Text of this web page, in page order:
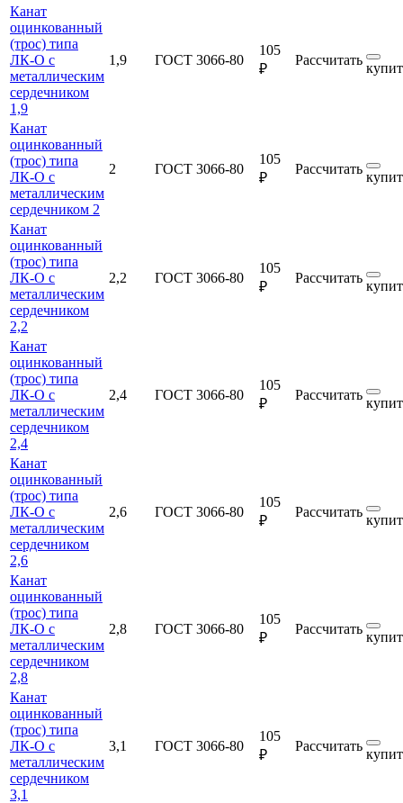
Канат
оцинкованный
(трос) типа
ЛК-О с
металлическим
сердечником
1,9
1,9 ГОСТ 3066-80
105
₽
Рассчитать
Канат
оцинкованный
(трос) типа
ЛК-О с
металлическим
сердечником 2
2 ГОСТ 3066-80
105
₽
Рассчитать
Канат
оцинкованный
(трос) типа
ЛК-О с
металлическим
сердечником
2,2
2,2 ГОСТ 3066-80
105
₽
Рассчитать
Канат
оцинкованный
(трос) типа
ЛК-О с
металлическим
сердечником
2,4
2,4 ГОСТ 3066-80
105
₽
Рассчитать
Канат
оцинкованный
(трос) типа
ЛК-О с
металлическим
сердечником
2,6
2,6 ГОСТ 3066-80
105
₽
Рассчитать
Канат
оцинкованный
(трос) типа
ЛК-О с
металлическим
сердечником
2,8
2,8 ГОСТ 3066-80
105
₽
Рассчитать
Канат
оцинкованный
(трос) типа
ЛК-О с
металлическим
сердечником
3,1
3,1 ГОСТ 3066-80
105
₽
Рассчитать